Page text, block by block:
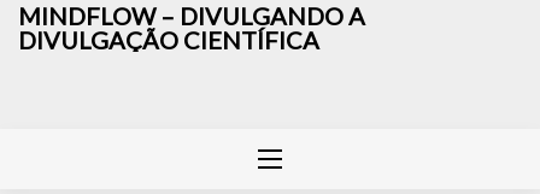
MINDFLOW – DIVULGANDO A
DIVULGAÇÃO CIENTÍFICA